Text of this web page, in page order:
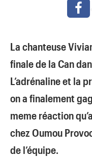
La chanteuse
finale de la Can
L’adrénaline et la
on a finalement
meme réaction
chez Oumou
de l’équipe.